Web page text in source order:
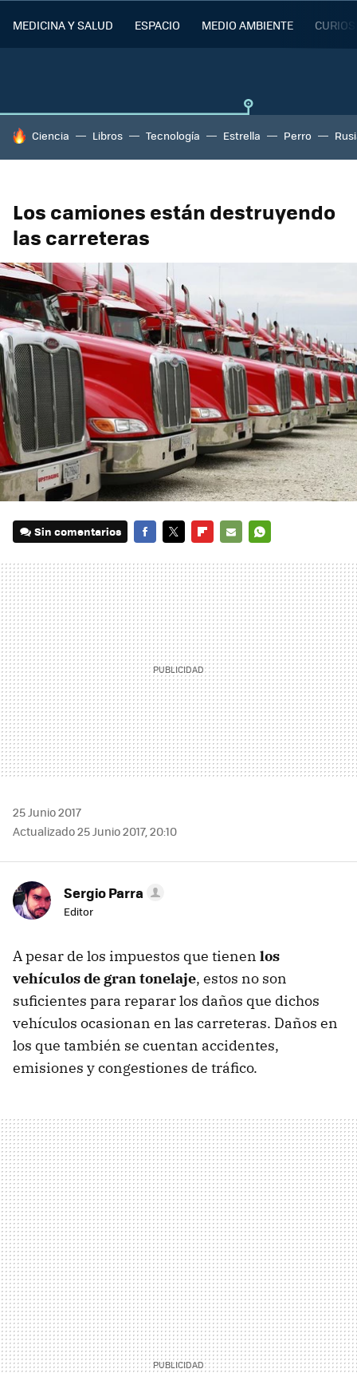
MEDICINA Y SALUD ESPACIO MEDIO AMBIENTE
HOY SE HABLA DE
Ciencia Libros Tecnología Estrella Perro
Los camiones están destruyendo
las carreteras
Sin comentarios
MAIL
25 Junio 2017
Actualizado 25 Junio 2017, 20:10
Sergio Parra
Editor
A pesar de los impuestos que tienen los
vehículos de gran tonelaje, estos no son
suficientes para reparar los daños que dichos
vehículos ocasionan en las carreteras. Daños en
los que también se cuentan accidentes,
emisiones y congestiones de tráfico.